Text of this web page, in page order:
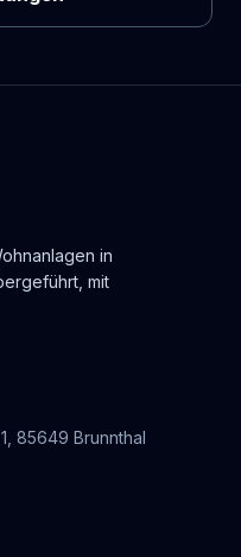
in
mit
85649 Brunnthal